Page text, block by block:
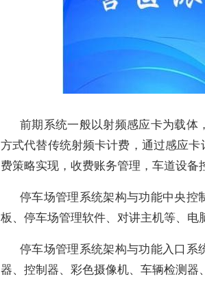
前期系统一般以射频感应卡为载体
方式代替传统射频卡计费，通过感应
费策略实现，收费账务管理，车道设备
停车场管理系统架构与功能中央控
板、停车场管理软件、对讲主机等、电
停车场管理系统架构与功能入口
器、控制器、彩色摄像机、车辆检测器